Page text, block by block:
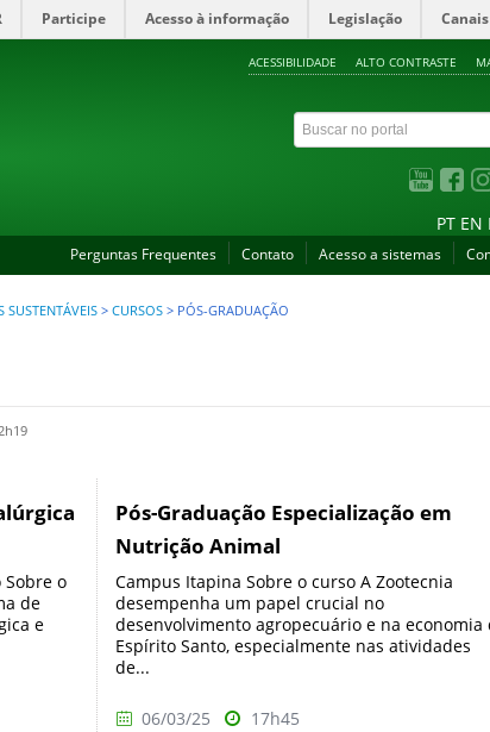
Participe Acesso à informação Legislação Canais
ACESSIBILIDADE ALTO CONTRASTE
PT EN
Perguntas Frequentes Contato Acesso a sistemas
SUSTENTÁVEIS > CURSOS > PÓS-GRADUAÇÃO
o
de
e
Pós-Graduação Especialização em
Nutrição Animal
Campus Itapina Sobre o curso A Zootecnia
desempenha um papel crucial no
desenvolvimento agropecuário e na economia
Espírito Santo, especialmente nas atividades
de...
06/03/25 17h45